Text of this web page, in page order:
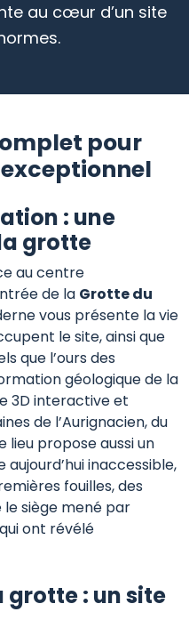
au cœur d’un site
pour
: une
grotte
au centre
de la Grotte du
vous présente la vie
le site, ainsi que
que l’ours des
géologique de la
3D interactive et
de l’Aurignacien, du
lieu propose aussi un
aujourd’hui inaccessible,
fouilles, des
siège mené par
ont révélé
grotte : un site